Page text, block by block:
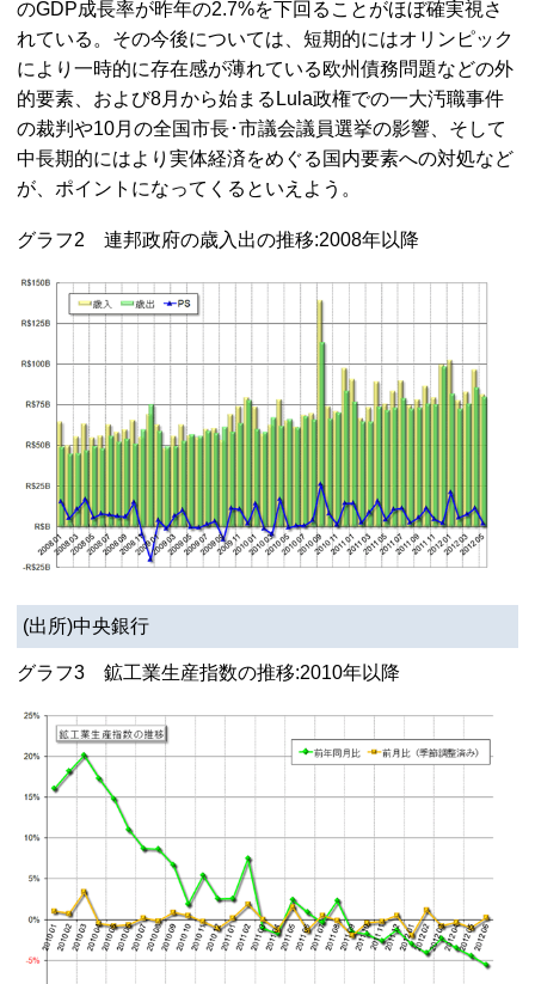
のGDP成長率が昨年の2.7%を下回ることがほぼ確実視さ
れている。その今後については、短期的にはオリンピック
により一時的に存在感が薄れている欧州債務問題などの外
的要素、および8月から始まるLula政権での一大汚職事件
の裁判や10月の全国市長･市議会議員選挙の影響、そして
中長期的にはより実体経済をめぐる国内要素への対処など
が、ポイントになってくるといえよう。
グラフ2 連邦政府の歳入出の推移:2008年以降
(出所)中央銀行
グラフ3 鉱工業生産指数の推移:2010年以降